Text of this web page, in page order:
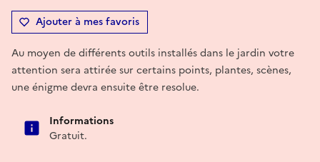
Ajouter à mes favoris
Au moyen de différents outils installés dans le jardin votre
attention sera attirée sur certains points, plantes, scènes,
une énigme devra ensuite être resolue.
Informations
Gratuit.